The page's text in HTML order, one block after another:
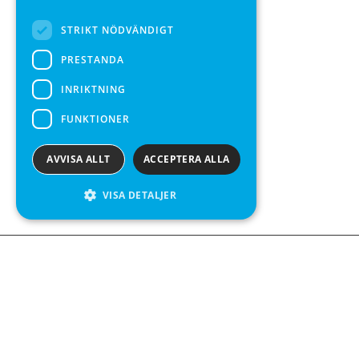
STRIKT NÖDVÄNDIGT
PRESTANDA
INRIKTNING
FUNKTIONER
ACCEPTERA ALLA
AVVISA ALLT
VISA DETALJER